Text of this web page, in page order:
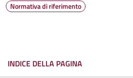
Normativa di riferimento
INDICE DELLA PAGINA